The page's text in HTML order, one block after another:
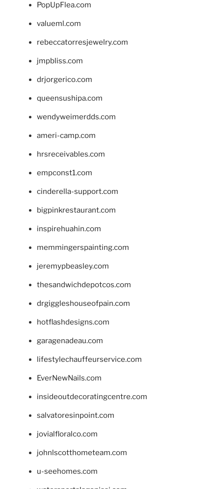
PopUpFlea.com
valueml.com
rebeccatorresjewelry.com
jmpbliss.com
drjorgerico.com
queensushipa.com
wendyweimerdds.com
ameri-camp.com
hrsreceivables.com
empconst1.com
cinderella-support.com
bigpinkrestaurant.com
inspirehuahin.com
memmingerspainting.com
jeremypbeasley.com
thesandwichdepotcos.com
drgiggleshouseofpain.com
hotflashdesigns.com
garagenadeau.com
lifestylechauffeurservice.com
EverNewNails.com
insideoutdecoratingcentre.com
salvatoresinpoint.com
jovialfloralco.com
johnlscotthometeam.com
u-seehomes.com